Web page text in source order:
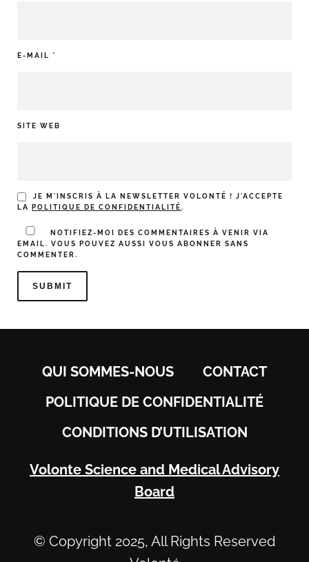
E-MAIL *
SITE WEB
JE M'INSCRIS À LA NEWSLETTER VOLONTÉ ! J'ACCEPTE
LA
POLITIQUE DE CONFIDENTIALITÉ.
NOTIFIEZ-MOI DES COMMENTAIRES À VENIR VIA
EMAIL. VOUS POUVEZ AUSSI VOUS ABONNER
SANS
COMMENTER.
QUI SOMMES-NOUS
CONTACT
POLITIQUE DE CONFIDENTIALITÉ
CONDITIONS D’UTILISATION
Volonte Science and Medical Advisory
Board
© Copyright 2025, All Rights Reserved